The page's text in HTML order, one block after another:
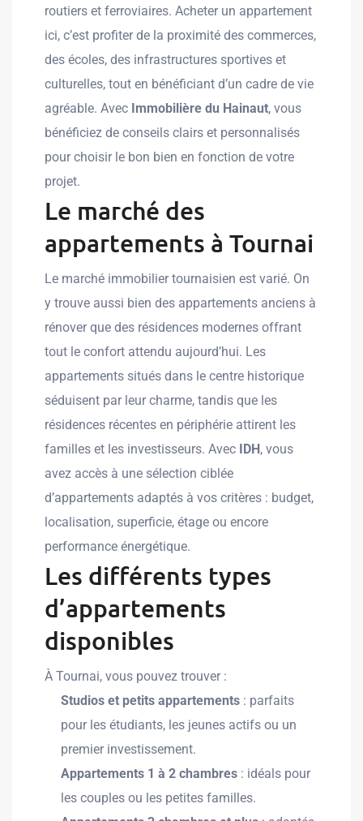
routiers et ferroviaires. Acheter un appartement
ici, c’est profiter de la proximité des commerces,
des écoles, des infrastructures sportives et
culturelles, tout en bénéficiant d’un cadre de vie
agréable. Avec Immobilière du Hainaut, vous
bénéficiez de conseils clairs et personnalisés
pour choisir le bon bien en fonction de votre
projet.
Le marché des
appartements à Tournai
Le marché immobilier tournaisien est varié. On
y trouve aussi bien des appartements anciens à
rénover que des résidences modernes offrant
tout le confort attendu aujourd’hui. Les
appartements situés dans le centre historique
séduisent par leur charme, tandis que les
résidences récentes en périphérie attirent les
familles et les investisseurs. Avec
IDH , vous
avez accès à une sélection ciblée
d’appartements adaptés à vos critères : budget,
localisation, superficie, étage ou encore
performance énergétique.
Les différents types
d’appartements
disponibles
À Tournai, vous pouvez trouver :
Studios et petits appartements : parfaits
pour les étudiants, les jeunes actifs ou un
premier investissement.
Appartements 1 à 2 chambres : idéals pour
les couples ou les petites familles.